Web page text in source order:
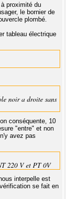
proximité du
le bornier de
plombé.
tableau électrique
noir a droite sans
conséquente, 10
"entre" et non
avez pas
220 V et PT 0V
interpelle est
se fait en